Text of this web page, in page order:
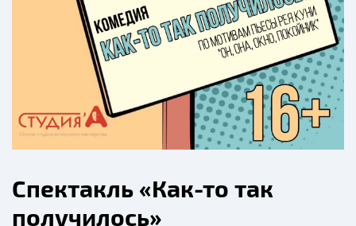
Спектакль «Как-то так
получилось»